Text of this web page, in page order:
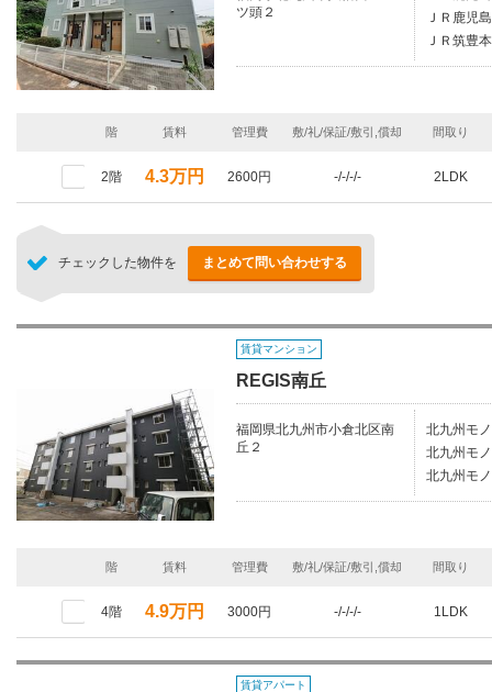
ツ頭２
ＪＲ鹿児
ＪＲ筑豊
階 賃料 管理費 敷/礼/保証/敷引,償却 間取り
2階 4.3万円 2600円 -/-/-/- 2LDK
チェックした物件を まとめて問い合わせする
賃貸マンション
REGIS南丘
福岡県北九州市小倉北区南
丘２
北九州モ
北九州モ
北九州モ
階 賃料 管理費 敷/礼/保証/敷引,償却 間取り
4階 4.9万円 3000円 -/-/-/- 1LDK
賃貸アパート